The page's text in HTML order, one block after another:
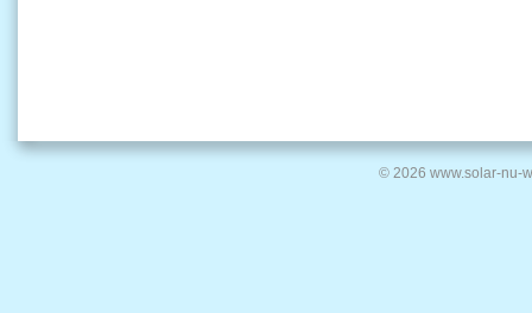
© 2026 www.solar-nu-